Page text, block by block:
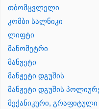
თბომცვლელი
კომბი სალნიკი
ლიფტი
მანომეტრი
მანჟეტი
მანჟეტი დგუშის
მანჟეტი დგუშის
მექანიკური, გრაფიტული